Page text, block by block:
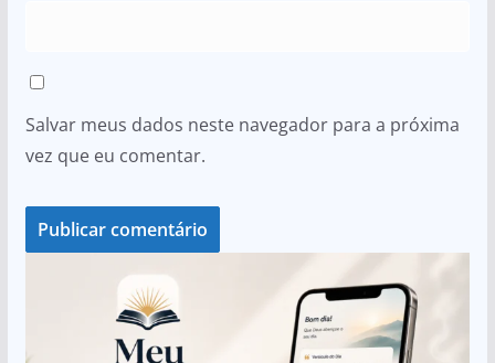
Salvar meus dados neste navegador para a próxima
vez que eu comentar.